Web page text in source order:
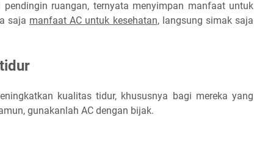
ruangan, ternyata menyimpan manfaat untuk
saja manfaat AC untuk kesehatan, langsung simak saja
kualitas tidur, khususnya bagi mereka yang
gunakanlah AC dengan bijak.